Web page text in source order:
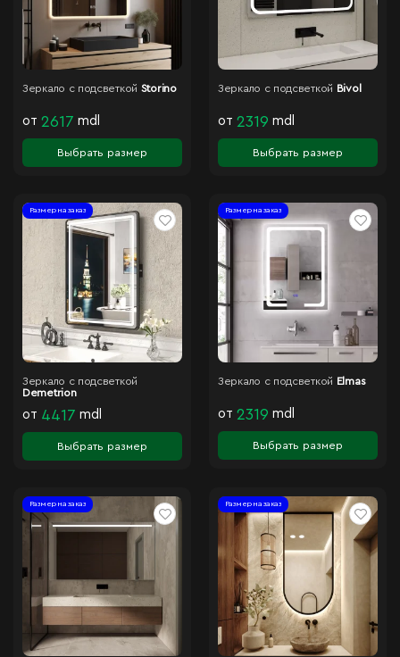
Зеркало с подсветкой Storino
от 2617 mdl
Выбрать размер
Зеркало с подсветкой Bivol
от 2319 mdl
Выбрать размер
Размер на заказ
Зеркало с подсветкой
Demetrion
от 4417 mdl
Выбрать размер
Размер на заказ
Зеркало с подсветкой Elmas
от 2319 mdl
Выбрать размер
Размер на заказ Размер на заказ